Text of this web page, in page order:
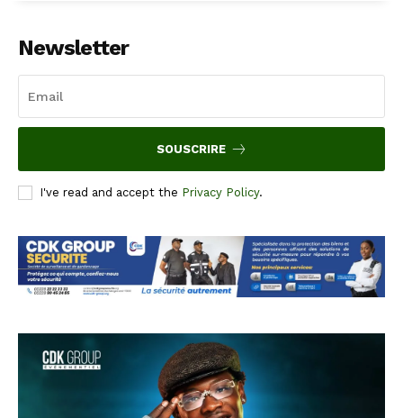
Newsletter
SOUSCRIRE
I've read and accept the Privacy Policy.